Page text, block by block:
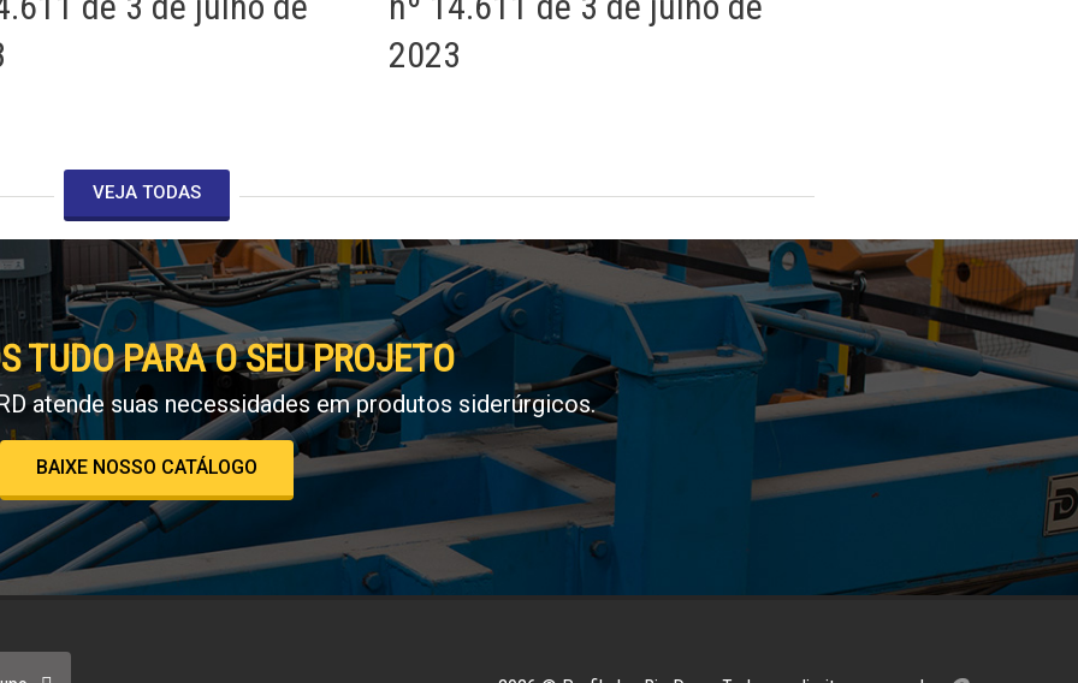
2023
VEJA TODAS
TUDO PARA O SEU PROJETO
atende suas necessidades em produtos siderúrgicos.
BAIXE NOSSO CATÁLOGO